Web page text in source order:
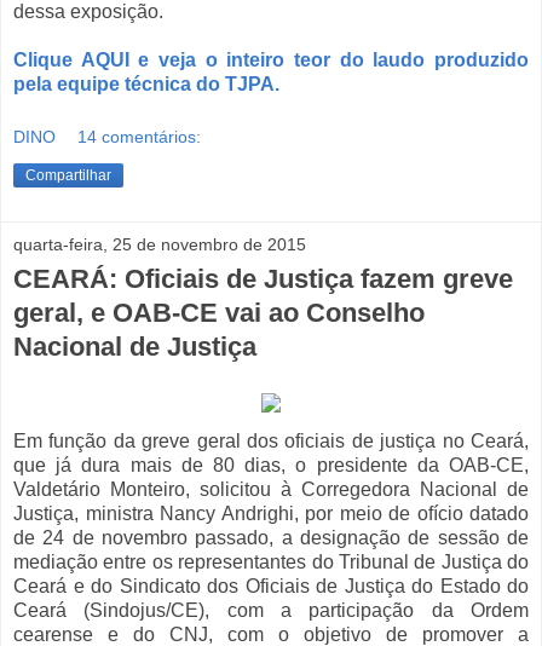
dessa exposição.
Clique AQUI e veja o inteiro teor do laudo produzido
pela equipe técnica do TJPA.
DINO 14 comentários:
Compartilhar
quarta-feira, 25 de novembro de 2015
CEARÁ: Oficiais de Justiça fazem greve
geral, e OAB-CE vai ao Conselho
Nacional de Justiça
Em função da greve geral dos oficiais de justiça no Ceará,
que já dura mais de 80 dias, o presidente da OAB-CE,
Valdetário Monteiro, solicitou à Corregedora Nacional de
Justiça, ministra Nancy Andrighi, por meio de ofício datado
de 24 de novembro passado, a designação de sessão de
mediação entre os representantes do Tribunal de Justiça do
Ceará e do Sindicato dos Oficiais de Justiça do Estado do
Ceará (Sindojus/CE), com a participação da Ordem
cearense e do CNJ, com o objetivo de promover a